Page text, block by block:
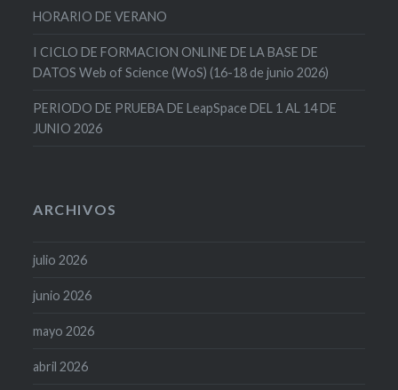
HORARIO DE VERANO
I CICLO DE FORMACION ONLINE DE LA BASE DE
DATOS Web of Science (WoS) (16-18 de junio 2026)
PERIODO DE PRUEBA DE LeapSpace DEL 1 AL 14 DE
JUNIO 2026
ARCHIVOS
julio 2026
junio 2026
mayo 2026
abril 2026